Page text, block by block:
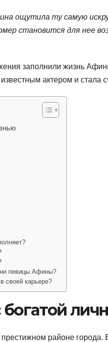
ощутила ту самую
становится для нее
заполнили жизнь
актером и стала
певицы Афины?
своей карьере?
районе